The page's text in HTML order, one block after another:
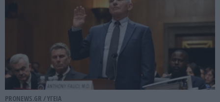
PRONEWS.GR /ΥΓΕΙΑ